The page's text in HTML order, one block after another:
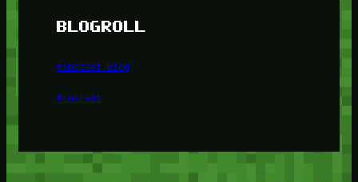
BLOGROLL
Minetest Blog
Minetest